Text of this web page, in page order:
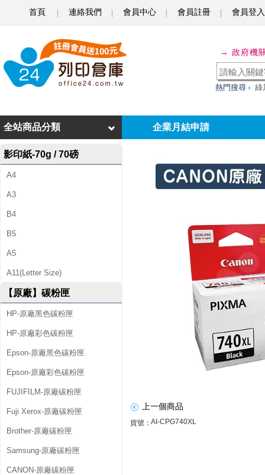
首頁 連絡我們 會員中心 會員註冊 會員登入
N
N
P
G
-
7
P
G
7
4
0
X
L
原
廠
→ 政府機
熱門搜尋 綠
企業月結申請
全站商品分類
影印紙-70g / 70磅
A4
A3
B4
B5
A5
A11(Letter Size)
【原廠】碳粉匣
HP-原廠黑色碳粉匣
HP-原廠彩色碳粉匣
Epson-原廠黑色碳粉匣
Epson-原廠彩色碳粉匣
FUJIFILM-原廠碳粉匣
Fuji Xerox-原廠碳粉匣
Brother-原廠碳粉匣
Samsung-原廠碳粉匣
CANON-原廠碳粉匣
上一個商品
貨號：AI-CPG740XL